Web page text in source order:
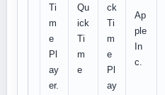
Ti
m
e
Pl
ay
er.
Qu
ick
Ti
m
e
ck
Ti
m
e
Pl
ay
Ap
ple
In
c.